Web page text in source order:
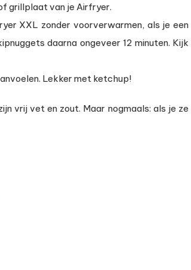
grillplaat van je Airfryer.
XXL zonder voorverwarmen, als je een
daarna ongeveer 12 minuten. Kijk
Lekker met ketchup!
vrij vet en zout. Maar nogmaals: als je ze